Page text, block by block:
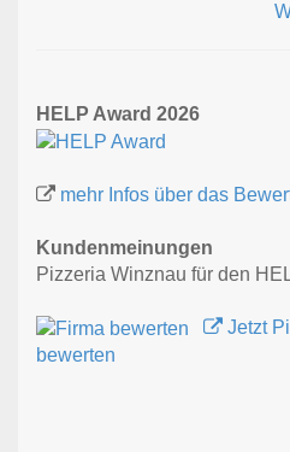
HELP Award 2026
mehr Infos über das
Kundenmeinungen
Pizzeria Winznau für den
Jetzt
bewerten